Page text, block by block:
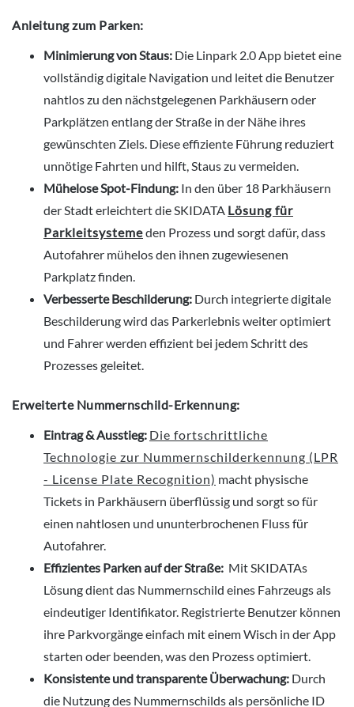
Anleitung zum Parken:
Minimierung von Staus: Die Linpark 2.0 App bietet eine
vollständig digitale Navigation und leitet die Benutzer
nahtlos zu den nächstgelegenen Parkhäusern oder
Parkplätzen entlang der Straße in der Nähe ihres
gewünschten Ziels. Diese effiziente Führung reduziert
unnötige Fahrten und hilft, Staus zu vermeiden.
Mühelose Spot-Findung: In den über 18 Parkhäusern
der Stadt erleichtert die SKIDATA Lösung für
Parkleitsystemeden Prozess und sorgt dafür, dass
Autofahrer mühelos den ihnen zugewiesenen
Parkplatz finden.
Verbesserte Beschilderung: Durch integrierte digitale
Beschilderung wird das Parkerlebnis weiter optimiert
und Fahrer werden effizient bei jedem Schritt des
Prozesses geleitet.
Erweiterte Nummernschild-Erkennung:
Eintrag & Ausstieg: Die fortschrittliche
Technologie zur Nummernschilderkennung (LPR
- License Plate Recognition) macht physische
Tickets in Parkhäusern überflüssig und sorgt so für
einen nahtlosen und ununterbrochenen Fluss für
Autofahrer.
Effizientes Parken auf der Straße: Mit SKIDATAs
Lösung dient das Nummernschild eines Fahrzeugs als
eindeutiger Identifikator. Registrierte Benutzer können
ihre Parkvorgänge einfach mit einem Wisch in der App
starten oder beenden, was den Prozess optimiert.
Konsistente und transparente Überwachung: Durch
die Nutzung des Nummernschilds als persönliche ID